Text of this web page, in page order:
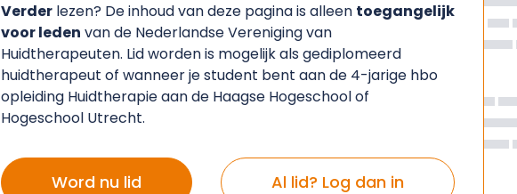
Verder lezen? De inhoud van deze pagina is alleen toegangelijk
voor leden van de Nederlandse Vereniging van
Huidtherapeuten. Lid worden is mogelijk als gediplomeerd
huidtherapeut of wanneer je student bent aan de 4-jarige hbo
opleiding Huidtherapie aan de Haagse Hogeschool of
Hogeschool Utrecht.
Word nu lid Al lid? Log dan in